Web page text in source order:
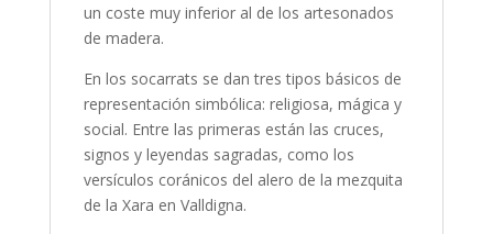
un coste muy inferior al de los artesonados
de madera.
En los socarrats se dan tres tipos básicos de
representación simbólica: religiosa, mágica y
social. Entre las primeras están las cruces,
signos y leyendas sagradas, como los
versículos coránicos del alero de la mezquita
de la Xara en Valldigna.